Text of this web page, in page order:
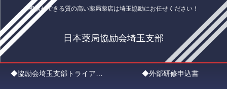
相談ができる質の高い薬局薬店は埼玉協励にお任せください！
日本薬局協励会埼玉支部
◆協励会埼玉支部トライアル ◆外部研修申込書